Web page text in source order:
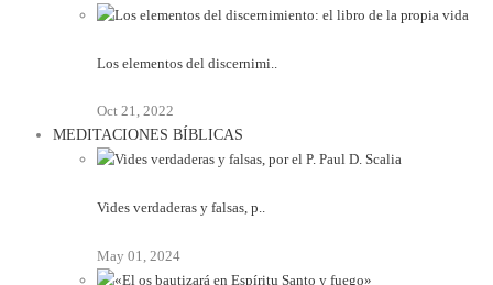
Los elementos del discernimi..
Oct 21, 2022
MEDITACIONES BÍBLICAS
Vides verdaderas y falsas, p..
May 01, 2024